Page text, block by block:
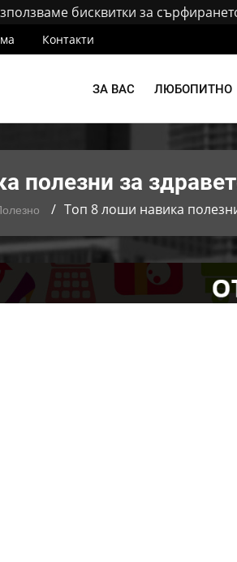
бисквитки за
Контакти
ЗА ВАС ЛЮБОПИТНО
полезни за
Топ 8 лоши навика